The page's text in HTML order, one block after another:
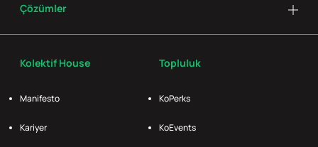
Kolektif House
Manifesto
Kariyer
Topluluk
KoPerks
KoEvents
Çözümler